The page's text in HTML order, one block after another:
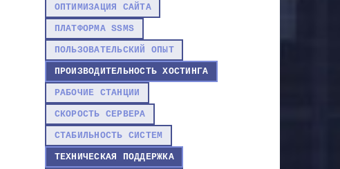
ОПТИМИЗАЦИЯ САЙТА
ПЛАТФОРМА SSMS
ПОЛЬЗОВАТЕЛЬСКИЙ ОПЫТ
ПРОИЗВОДИТЕЛЬНОСТЬ ХОСТИНГА
РАБОЧИЕ СТАНЦИИ
СКОРОСТЬ СЕРВЕРА
СТАБИЛЬНОСТЬ СИСТЕМ
ТЕХНИЧЕСКАЯ ПОДДЕРЖКА